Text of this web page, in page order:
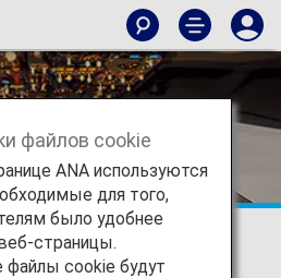
файлов cookie
ANA используются
для того,
было удобнее
страницы.
файлы cookie будут